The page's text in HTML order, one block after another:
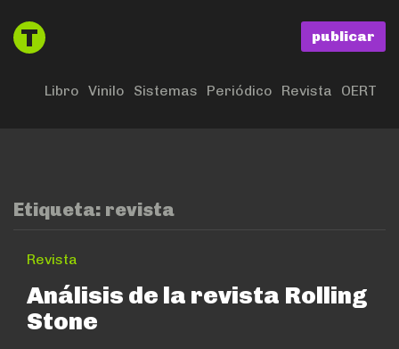
publicar
Libro Vinilo Sistemas Periódico Revista OERT
Etiqueta: revista
Revista
Análisis de la revista Rolling
Stone